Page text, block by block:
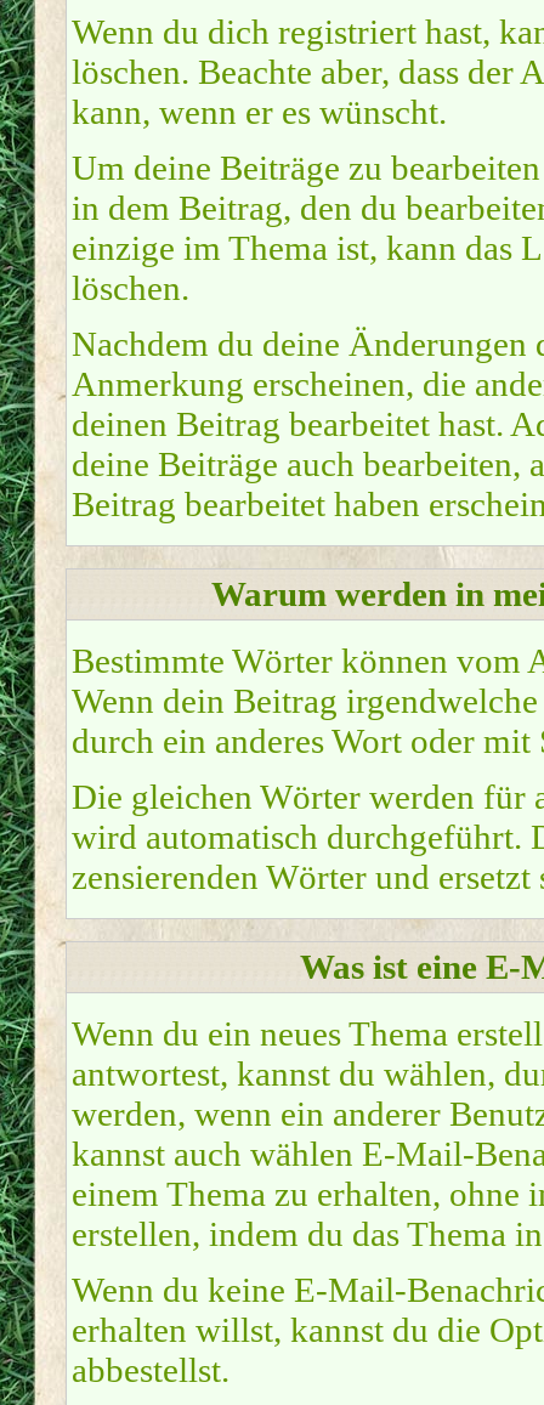
Wenn du dich registriert hast,
löschen. Beachte aber, dass der
kann, wenn er es wünscht.
Um deine Beiträge zu
in dem Beitrag, den du
einzige im Thema ist, kann das
löschen.
Nachdem du deine Änderungen
Anmerkung erscheinen, die
deinen Beitrag bearbeitet hast.
deine Beiträge auch bearbeiten,
Beitrag bearbeitet haben
Warum werden in
Bestimmte Wörter können vom
Wenn dein Beitrag
durch ein anderes Wort oder mit
Die gleichen Wörter werden für
wird automatisch durchgeführt.
zensierenden Wörter und ersetzt
Was ist eine E-
Wenn du ein neues Thema
antwortest, kannst du wählen,
werden, wenn ein anderer
kannst auch wählen E-Mail-
einem Thema zu erhalten, ohne
erstellen, indem du das Thema
Wenn du keine E-Mail-
erhalten willst, kannst du die
abbestellst.